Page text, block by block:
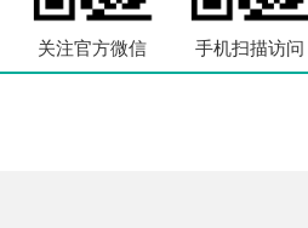
关注官方微信 手机扫描访问